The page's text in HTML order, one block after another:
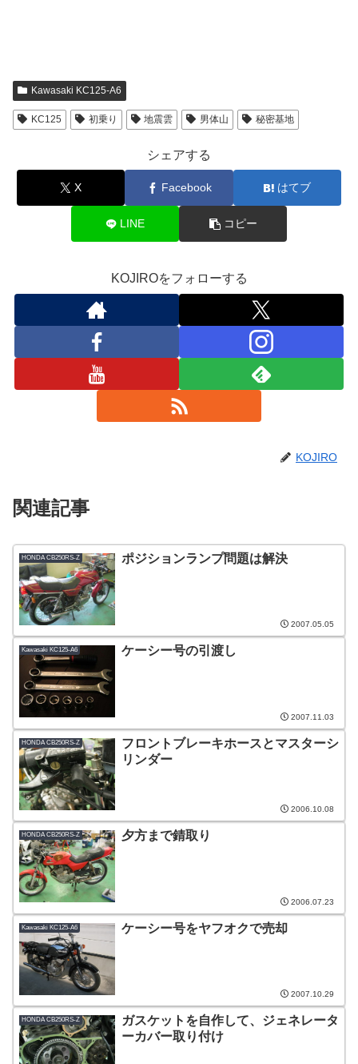
Kawasaki KC125-A6
KC125 初乗り 地震雲 男体山 秘密基地
シェアする
X Facebook はてブ
LINE コピー
KOJIROをフォローする
KOJIRO
関連記事
HONDA CB250RS-Z ポジションランプ問題は解決
2007.05.05
Kawasaki KC125-A6 ケーシー号の引渡し
2007.11.03
HONDA CB250RS-Z
フロントブレーキホースとマスターシ
リンダー
2006.10.08
HONDA CB250RS-Z 夕方まで錆取り
2006.07.23
Kawasaki KC125-A6 ケーシー号をヤフオクで売却
2007.10.29
HONDA CB250RS-Z
ガスケットを自作して、ジェネレータ
ーカバー取り付け